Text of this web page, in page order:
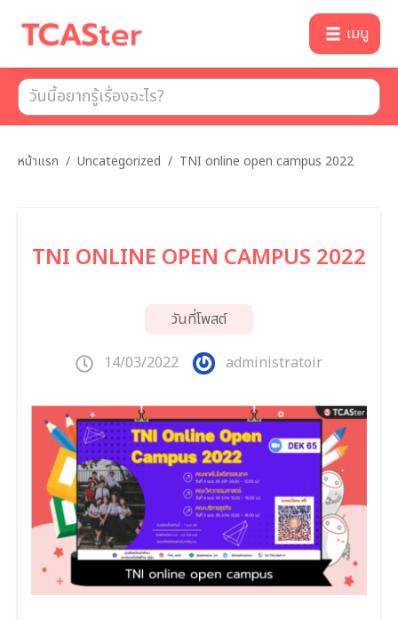
เมนู
หน้าแรก / Uncategorized / TNI online open campus 2022
TNI ONLINE OPEN CAMPUS 2022
วันที่โพสต์
14/03/2022 administratoir